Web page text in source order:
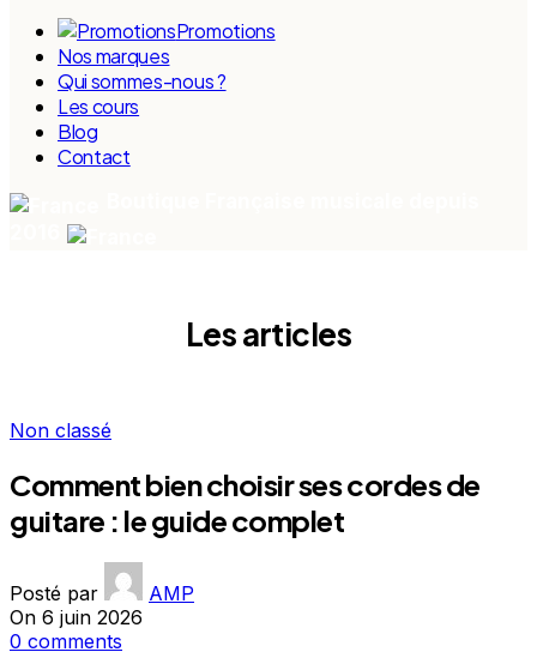
Promotions
Nos marques
Qui sommes-nous ?
Les cours
Blog
Contact
Les articles
Non classé
Comment bien choisir ses cordes de
guitare : le guide complet
Posté par
AMP
On 6 juin 2026
0 comments